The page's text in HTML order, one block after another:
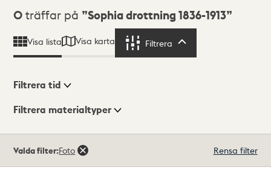
Sökresultat
0 träffar på Sophia drottning 1836-1913
Visa lista Visa karta Filtrera
Visningsläge
Filtrera tid
Filtrera materialtyper
träffar
Valda filter:Foto Rensa filter